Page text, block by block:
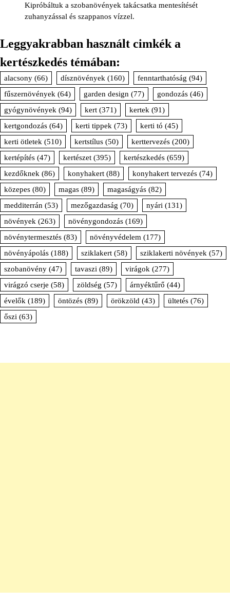
Kipróbáltuk a szobanövények takácsatka mentesítését
zuhanyzással és szappanos vízzel.
Leggyakrabban használt cimkék a
kertészkedés témában:
alacsony (66) dísznövények (160) fenntarthatóság (94)
fűszernövények (64) garden design (77) gondozás (46)
gyógynövények (94) kert (371) kertek (91)
kertgondozás (64) kerti tippek (73) kerti tó (45)
kerti ötletek (510) kertstílus (50) kerttervezés (200)
kertépítés (47) kertészet (395) kertészkedés (659)
kezdőknek (86) konyhakert (88) konyhakert tervezés (74)
közepes (80) magas (89) magaságyás (82)
medditerrán (53) mezőgazdaság (70) nyári (131)
növények (263) növénygondozás (169)
növénytermesztés (83) növényvédelem (177)
növényápolás (188) sziklakert (58) sziklakerti növények (57)
szobanövény (47) tavaszi (89) virágok (277)
virágzó cserje (58) zöldség (57) árnyéktűrő (44)
évelők (189) öntözés (89) örökzöld (43) ültetés (76)
őszi (63)